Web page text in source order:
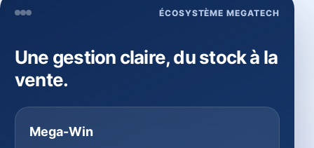
ÉCOSYSTÈME MEGATECH
Une gestion claire, du stock à la
vente.
Mega-Win